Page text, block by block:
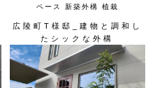
ペース
新築外構 植栽
2023.12.17
広陵町T様邸_建物と調和し
たシックな外構